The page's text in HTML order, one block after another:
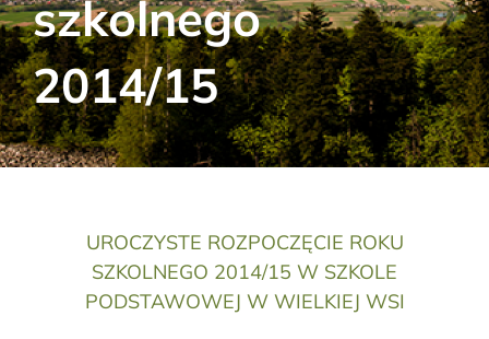
Aktualności
Kontakt
RODO
szkolnego
2014/15
UROCZYSTE ROZPOCZĘCIE ROKU
SZKOLNEGO 2014/15 W SZKOLE
PODSTAWOWEJ W WIELKIEJ WSI